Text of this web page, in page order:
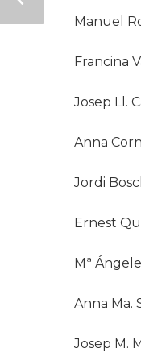
Manuel
Francina
Josep Ll.
Anna
Jordi
Ernest
Mª
Anna Ma.
Josep M.